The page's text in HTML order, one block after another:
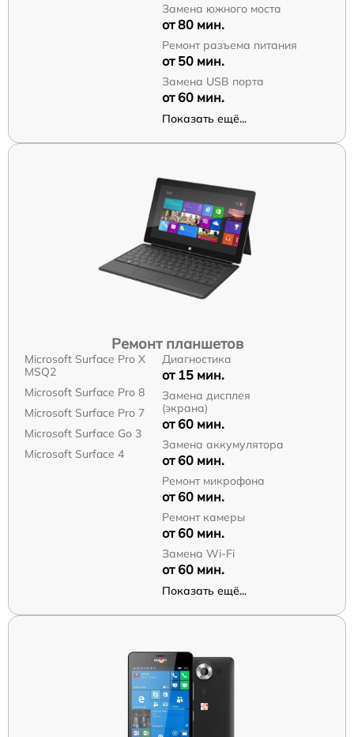
Замена южного моста
от 80 мин.
Ремонт разъема питания
от 50 мин.
Замена USB порта
от 60 мин.
Показать ещё...
Ремонт планшетов
Microsoft Surface Pro X
MSQ2
Microsoft Surface Pro 8
Microsoft Surface Pro 7
Microsoft Surface Go 3
Microsoft Surface 4
Диагностика
от 15 мин.
Замена дисплея
(экрана)
от 60 мин.
Замена аккумулятора
от 60 мин.
Ремонт микрофона
от 60 мин.
Ремонт камеры
от 60 мин.
Замена Wi-Fi
от 60 мин.
Показать ещё...